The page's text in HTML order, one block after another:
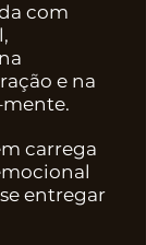
com
e na
carrega
entregar